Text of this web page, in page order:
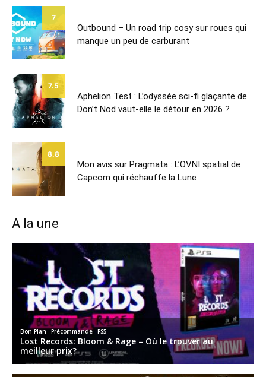
7
Outbound – Un road trip cosy sur roues qui
manque un peu de carburant
7.5
Aphelion Test : L’odyssée sci-fi glaçante de
Don’t Nod vaut-elle le détour en 2026 ?
8.8
Mon avis sur Pragmata : L’OVNI spatial de
Capcom qui réchauffe la Lune
A la une